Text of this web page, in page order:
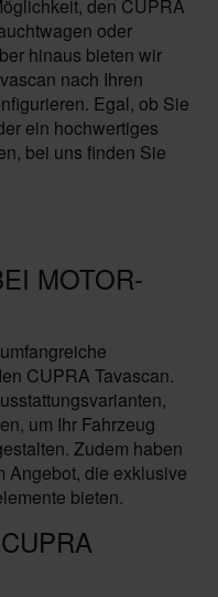
den CUPRA
oder
hinaus bieten wir
nach Ihren
Egal, ob Sie
ein hochwertiges
bei uns finden Sie
MOTOR-
CUPRA Tavascan.
um Ihr Fahrzeug
Zudem haben
Angebot, die exklusive
bieten.